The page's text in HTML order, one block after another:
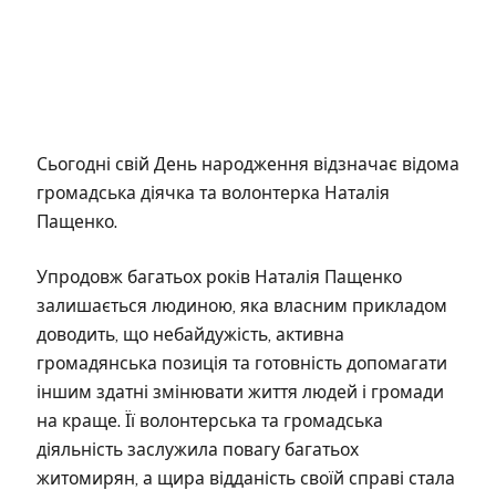
Сьогодні свій День народження відзначає відома
громадська діячка та волонтерка Наталія
Пащенко.
Упродовж багатьох років Наталія Пащенко
залишається людиною, яка власним прикладом
доводить, що небайдужість, активна
громадянська позиція та готовність допомагати
іншим здатні змінювати життя людей і громади
на краще. Її волонтерська та громадська
діяльність заслужила повагу багатьох
житомирян, а щира відданість своїй справі стала